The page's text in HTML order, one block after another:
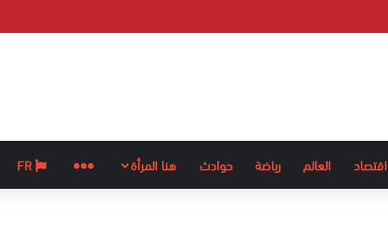
اقتصاد العالم رياضة حوادث هنا المرأة المزيد